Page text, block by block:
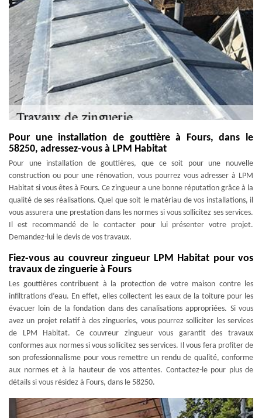
Pour une installation de gouttière à Fours, dans le
58250, adressez-vous à LPM Habitat
Pour une installation de gouttières, que ce soit pour une nouvelle
construction ou pour une rénovation, vous pourrez vous adresser à LPM
Habitat si vous êtes à Fours. Ce zingueur a une bonne réputation grâce à la
qualité de ses réalisations. Quel que soit le matériau de vos installations, il
vous assurera une prestation dans les normes si vous sollicitez ses services.
Il est recommandé de le contacter pour lui présenter votre projet.
Demandez-lui le devis de vos travaux.
Fiez-vous au couvreur zingueur LPM Habitat pour vos
travaux de zinguerie à Fours
Les gouttières contribuent à la protection de votre maison contre les
infiltrations d’eau. En effet, elles collectent les eaux de la toiture pour les
évacuer loin de la fondation dans des canalisations appropriées. Si vous
avez un projet relatif à des zingueries, vous pourrez solliciter les services
de LPM Habitat. Ce couvreur zingueur vous garantit des travaux
conformes aux normes si vous sollicitez ses services. Il vous fera profiter de
son professionnalisme pour vous remettre un rendu de qualité, conforme
aux normes et à la hauteur de vos attentes. Contactez-le pour plus de
détails si vous résidez à Fours, dans le 58250.